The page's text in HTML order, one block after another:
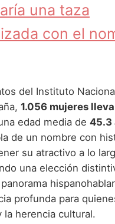
de Niña que empiezan
de Niña que
de Niña que empiezan
de Niña que
de Niña que
de Niña que empiezan
de Niña que
de Niña que
de Niña que empiezan
Nombres de Niña
Nombres de Niña Judios
Nombres de Niña
Nombres de Niña
Nombres de Niña Rusos
Nombres de Niña Suecos
Nombres de Niña
Nombres de Niña
Nombres de Niña
Nombres de Niña
Nombres de Niña
Nombres de Niña
Nombres de Niña
Nombres de Niña
una taza
con el
del Instituto
1.056 mujeres
edad media de 45.3
de un nombre con
su atractivo a lo
una elección
profunda para
la herencia cultural.